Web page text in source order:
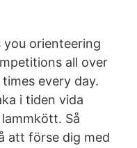
you orienteering
all over
every day.
i tiden vida
Så
att förse dig med